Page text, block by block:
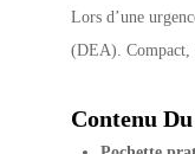
Lors d’une
(DEA). Compact,
Contenu